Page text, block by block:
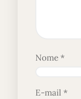
Nome*
E-mail *